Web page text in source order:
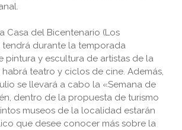
Casa del Bicentenario (Los
tendrá durante la temporada
pintura y escultura de artistas de la
teatro y ciclos de cine. Además,
se llevará a cabo la «Semana de
dentro de la propuesta de turismo
museos de la localidad estarán
que desee conocer más sobre la